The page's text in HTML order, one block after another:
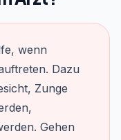
wenn
Dazu
Zunge
Gehen